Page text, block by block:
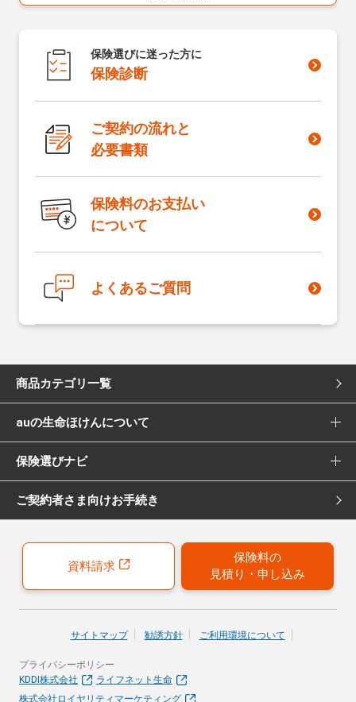
保険選びに迷った方に
保険診断
ご契約の流れと
必要書類
保険料のお支払い
について
よくあるご質問
商品カテゴリ一覧
死亡保険
医療保険
女性向け医療保険
がん保険
女性向けがん保険
40歳以上の方にはこちらもおすすめ
auの生命ほけんについて
選ばれる理由
Pontaポイント還元について
保険募集代理店について
引受保険会社について
保険選びナビ
保険選びナビ トップ
保険診断
おすすめ加入例
お客さまの声
ご契約者さま向けお手続き
資料請求
保険料の
見積り・申し込み
サイトマップ 勧誘方針 ご利用環境について
プライバシーポリシー
KDDI株式会社
ライフネット生命
株式会社ロイヤリティマーケティング